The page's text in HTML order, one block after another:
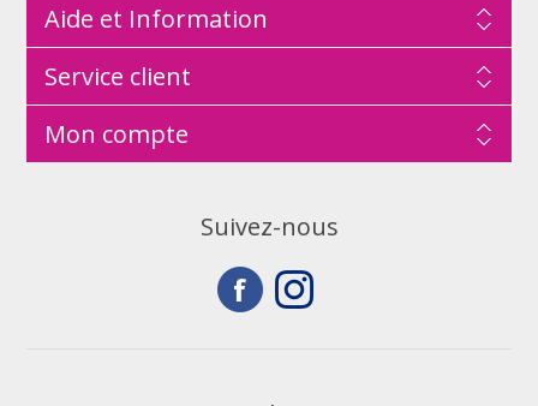
Aide et Information
Service client
Mon compte
Suivez-nous